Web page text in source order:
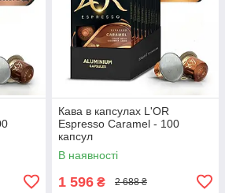
Кава в капсулах L'OR
Espresso Caramel - 100
капсул
В наявності
1 596 ₴ 2 688 ₴